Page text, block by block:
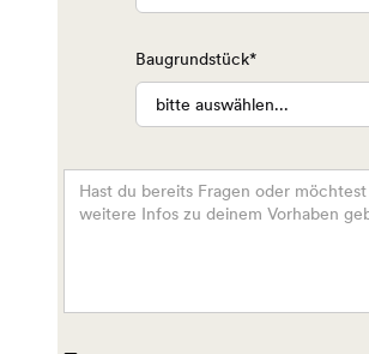
Baugrundstück*